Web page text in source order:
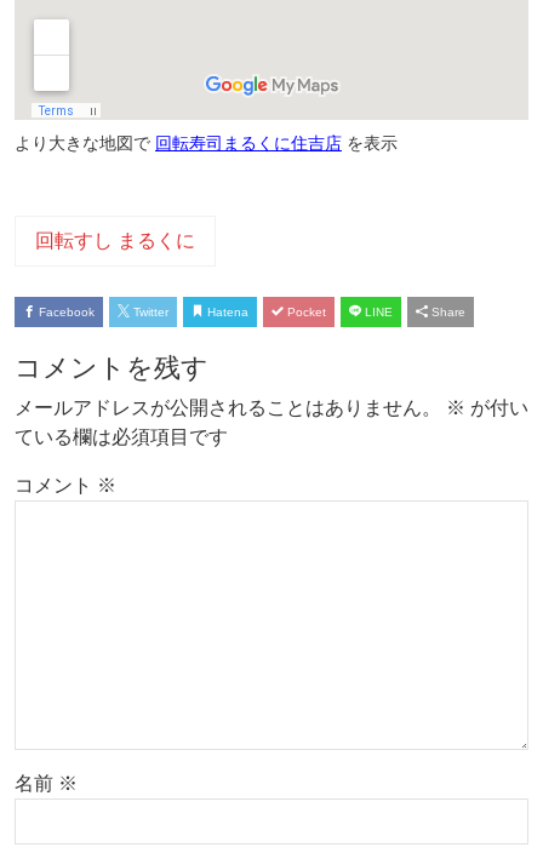
より大きな地図で 回転寿司まるくに住吉店 を表示
回転すし まるくに
Facebook Twitter Hatena Pocket LINE Share
コメントを残す
メールアドレスが公開されることはありません。 ※ が付い
ている欄は必須項目です
コメント ※
名前 ※